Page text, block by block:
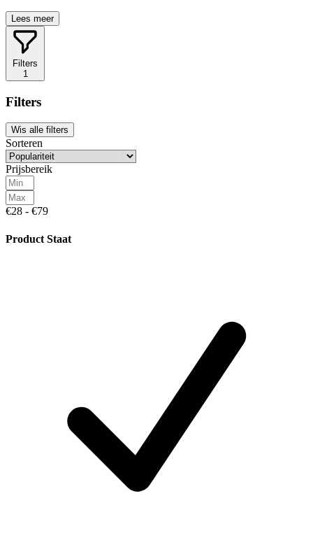
Lees meer
Filters
1
Filters
Wis alle filters
Sorteren
Prijsbereik
€28 - €79
Product Staat